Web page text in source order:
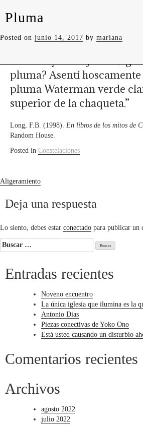
Pluma
Posted on junio 14, 2017 by mariana
“—Voy a hacer el
ventana y no dejes de
pluma? Asentí
pluma Waterman verde
superior de la chaqueta.”
Long, F.B. (1998). En libros de los mitos de
Random House.
Posted in Constelaciones
Navegación
de
Aligeramiento
Deja una respuesta
Lo siento, debes estar conectado para publicar un
Buscar:
Entradas recientes
Noveno encuentro
La única iglesia que ilumina es la
Antonio Dias
Piezas conectivas de Yoko Ono
Está usted causando un disturbio
Comentarios recientes
Archivos
agosto 2022
julio 2022